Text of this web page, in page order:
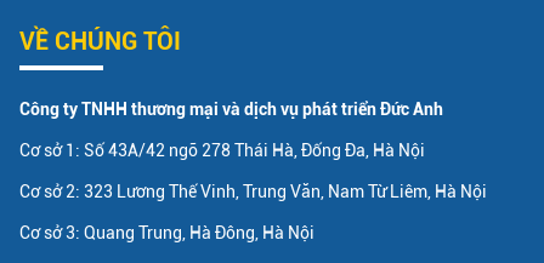
VỀ CHÚNG TÔI
Công ty TNHH thương mại và dịch vụ phát triển Đức Anh
Cơ sở 1: Số 43A/42 ngõ 278 Thái Hà, Đống Đa, Hà Nội
Cơ sở 2: 323 Lương Thế Vinh, Trung Văn, Nam Từ Liêm, Hà Nội
Cơ sở 3: Quang Trung, Hà Đông, Hà Nội